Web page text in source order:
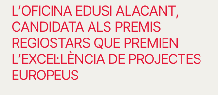
L’OFICINA EDUSI ALACANT,
CANDIDATA ALS PREMIS
REGIOSTARS QUE PREMIEN
L’EXCEL·LÈNCIA DE PROJECTES
EUROPEUS